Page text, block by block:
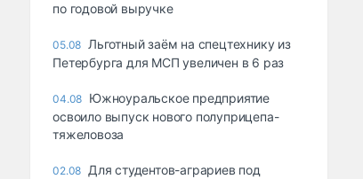
по годовой выручке
05.08 Льготный заём на спецтехнику из
Петербурга для МСП увеличен в 6 раз
04.08 Южноуральское предприятие
освоило выпуск нового полуприцепа-
тяжеловоза
02.08 Для студентов-аграриев под